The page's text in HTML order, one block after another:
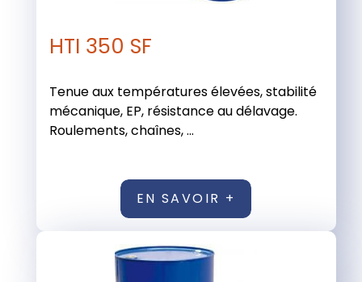
HTI 350 SF
Tenue aux températures élevées, stabilité
mécanique, EP, résistance au délavage.
Roulements, chaînes, ...
EN SAVOIR +